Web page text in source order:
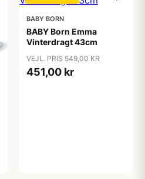
BABY BORN
BABY Born Emma
Vinterdragt 43cm
VEJL. PRIS 549,00 KR
451,00 kr